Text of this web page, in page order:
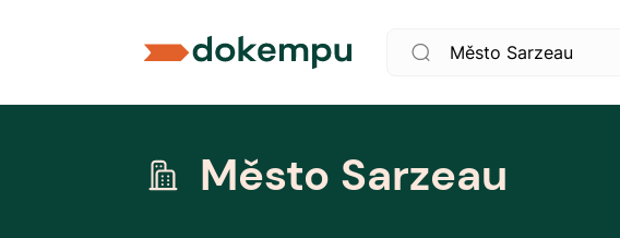
Město Sarzeau